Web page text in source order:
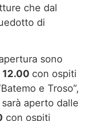
che dal
di
sono
12.00 con ospiti
e Troso”,
sarà aperto dalle
con ospiti